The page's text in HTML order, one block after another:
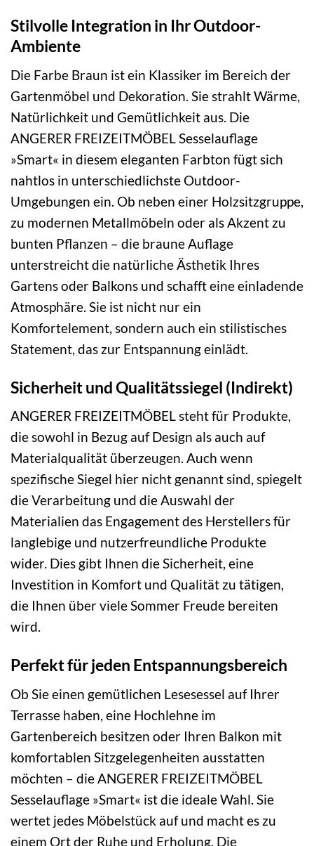
Stilvolle Integration in Ihr Outdoor-
Ambiente
Die Farbe Braun ist ein Klassiker im Bereich der
Gartenmöbel und Dekoration. Sie strahlt Wärme,
Natürlichkeit und Gemütlichkeit aus. Die
ANGERER FREIZEITMÖBEL Sesselauflage
»Smart« in diesem eleganten Farbton fügt sich
nahtlos in unterschiedlichste Outdoor-
Umgebungen ein. Ob neben einer Holzsitzgruppe,
zu modernen Metallmöbeln oder als Akzent zu
bunten Pflanzen – die braune Auflage
unterstreicht die natürliche Ästhetik Ihres
Gartens oder Balkons und schafft eine einladende
Atmosphäre. Sie ist nicht nur ein
Komfortelement, sondern auch ein stilistisches
Statement, das zur Entspannung einlädt.
Sicherheit und Qualitätssiegel (Indirekt)
ANGERER FREIZEITMÖBEL steht für Produkte,
die sowohl in Bezug auf Design als auch auf
Materialqualität überzeugen. Auch wenn
spezifische Siegel hier nicht genannt sind, spiegelt
die Verarbeitung und die Auswahl der
Materialien das Engagement des Herstellers für
langlebige und nutzerfreundliche Produkte
wider. Dies gibt Ihnen die Sicherheit, eine
Investition in Komfort und Qualität zu tätigen,
die Ihnen über viele Sommer Freude bereiten
wird.
Perfekt für jeden Entspannungsbereich
Ob Sie einen gemütlichen Lesesessel auf Ihrer
Terrasse haben, eine Hochlehne im
Gartenbereich besitzen oder Ihren Balkon mit
komfortablen Sitzgelegenheiten ausstatten
möchten – die ANGERER FREIZEITMÖBEL
Sesselauflage »Smart« ist die ideale Wahl. Sie
wertet jedes Möbelstück auf und macht es zu
einem Ort der Ruhe und Erholung. Die